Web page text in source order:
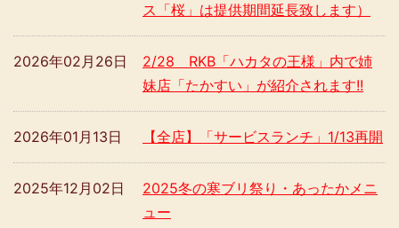
ス「桜」は提供期間延長致します）
2/28 RKB「ハカタの王様」内で姉
妹店「たかすい」が紹介されます!!
2026年02月26日
【全店】「サービスランチ」1/13再開
2026年01月13日
2025冬の寒ブリ祭り・あったかメニ
ュー
2025年12月02日